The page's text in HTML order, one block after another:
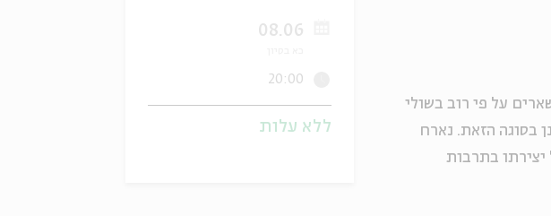
על פי רוב בשולי
בסוגה הזאת. נארח
יצירתו בתרבות
08.06
20:00
ללא עלות